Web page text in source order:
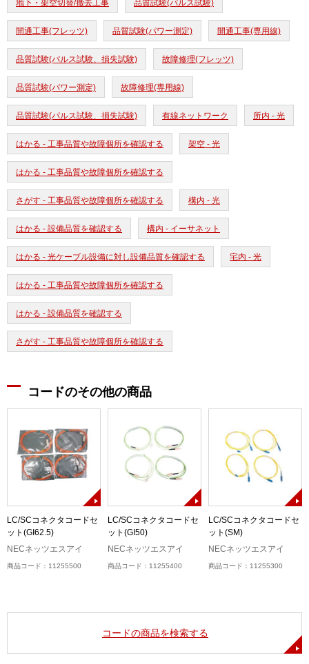
地下・架空切替/撤去工事 品質試験(パルス試験)
開通工事(フレッツ) 品質試験(パワー測定) 開通工事(専用線)
品質試験(パルス試験、損失試験) 故障修理(フレッツ)
品質試験(パワー測定) 故障修理(専用線)
品質試験(パルス試験、損失試験) 有線ネットワーク 所内 - 光
はかる - 工事品質や故障個所を確認する 架空 - 光
はかる - 工事品質や故障個所を確認する
さがす - 工事品質や故障個所を確認する 構内 - 光
はかる - 設備品質を確認する 構内 - イーサネット
はかる - 光ケーブル設備に対し設備品質を確認する 宅内 - 光
はかる - 工事品質や故障個所を確認する
はかる - 設備品質を確認する
さがす - 工事品質や故障個所を確認する
コードのその他の商品
LC/SCコネクタコードセ
ット(GI62.5)
NECネッツエスアイ
商品コード：11255500
LC/SCコネクタコードセ
ット(GI50)
NECネッツエスアイ
商品コード：11255400
LC/SCコネクタコードセ
ット(SM)
NECネッツエスアイ
商品コード：11255300
コードの商品を検索する